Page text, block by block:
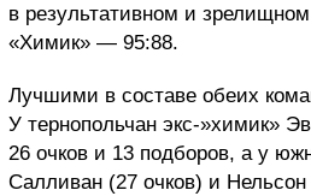
в результативном и
«Химик» — 95:88.
Лучшими в составе обеих
У тернопольчан экс-»химик»
26 очков и 13 подборов, а у
Салливан (27 очков) и